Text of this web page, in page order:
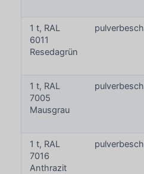
1 t, RAL
6011
Resedagrün
1 t, RAL
7005
Mausgrau
1 t, RAL
7016
Anthrazit